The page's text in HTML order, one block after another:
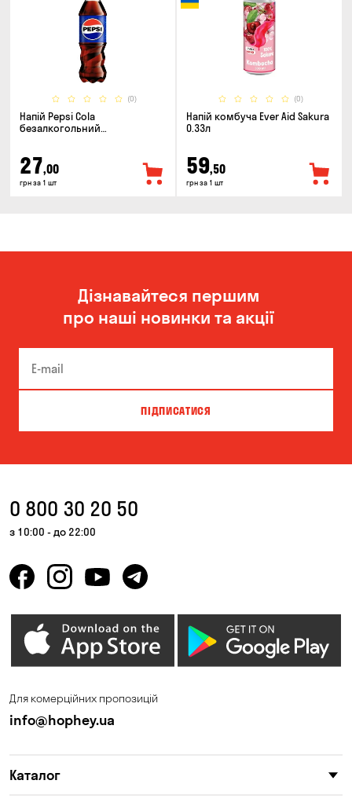
(0)
Напій Pepsi Cola
безалкогольний
27,00
грн за 1 шт
(0)
Напій комбуча Ever Aid Sakura
0.33л
59,50
грн за 1 шт
Дізнавайтеся першим
про наші новинки та акції
ПІДПИСАТИСЯ
0 800 30 20 50
з 10:00 - до 22:00
Для комерційних пропозицій
info@hophey.ua
Каталог